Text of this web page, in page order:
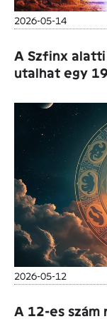
2026-05-14
A Szfinx alatti
utalhat egy
2026-05-12
A 12-es